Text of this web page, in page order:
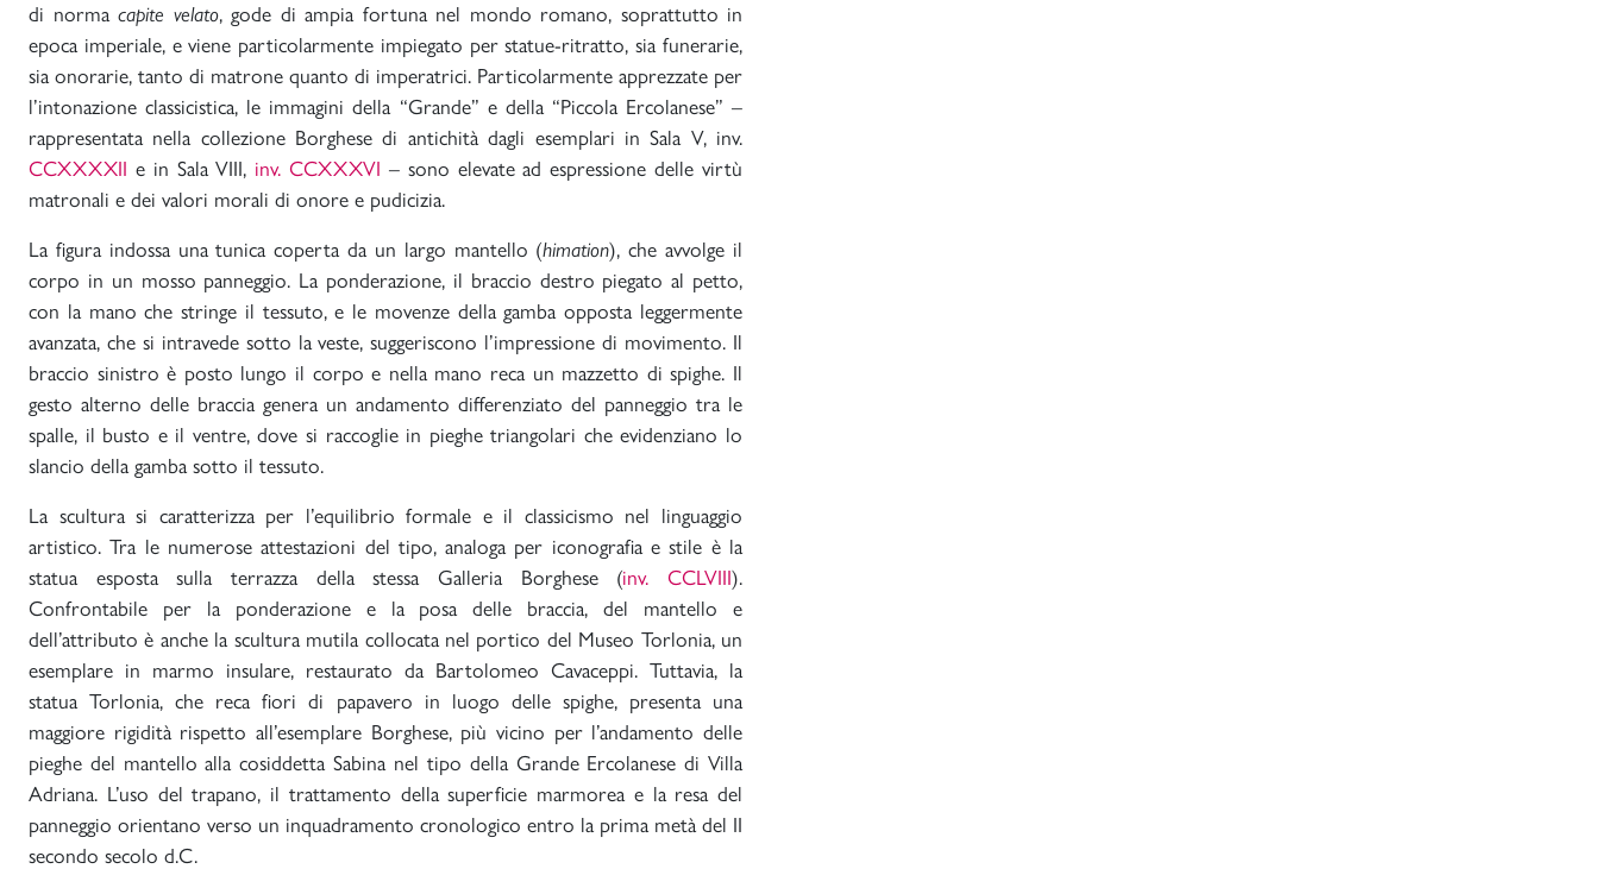
di norma capite velato, gode di ampia fortuna nel mondo romano, soprattutto in
epoca imperiale, e viene particolarmente impiegato per statue-ritratto, sia funerarie,
sia onorarie, tanto di matrone quanto di imperatrici. Particolarmente apprezzate per
l’intonazione classicistica, le immagini della “Grande” e della “Piccola Ercolanese” –
rappresentata nella collezione Borghese di antichità dagli esemplari in Sala V, inv.
CCXXXXII e in Sala VIII, inv. CCXXXVI – sono elevate ad espressione delle virtù
matronali e dei valori morali di onore e pudicizia.
La figura indossa una tunica coperta da un largo mantello (himation), che avvolge il
corpo in un mosso panneggio. La ponderazione, il braccio destro piegato al petto,
con la mano che stringe il tessuto, e le movenze della gamba opposta leggermente
avanzata, che si intravede sotto la veste, suggeriscono l’impressione di movimento. Il
braccio sinistro è posto lungo il corpo e nella mano reca un mazzetto di spighe. Il
gesto alterno delle braccia genera un andamento differenziato del panneggio tra le
spalle, il busto e il ventre, dove si raccoglie in pieghe triangolari che evidenziano lo
slancio della gamba sotto il tessuto.
La scultura si caratterizza per l’equilibrio formale e il classicismo nel linguaggio
artistico. Tra le numerose attestazioni del tipo, analoga per iconografia e stile è la
statua esposta sulla terrazza della stessa Galleria Borghese (inv. CCLVIII).
Confrontabile per la ponderazione e la posa delle braccia, del mantello e
dell’attributo è anche la scultura mutila collocata nel portico del Museo Torlonia, un
esemplare in marmo insulare, restaurato da Bartolomeo Cavaceppi. Tuttavia, la
statua Torlonia, che reca fiori di papavero in luogo delle spighe, presenta una
maggiore rigidità rispetto all’esemplare Borghese, più vicino per l’andamento delle
pieghe del mantello alla cosiddetta Sabina nel tipo della Grande Ercolanese di Villa
Adriana. L’uso del trapano, il trattamento della superficie marmorea e la resa del
panneggio orientano verso un inquadramento cronologico entro la prima metà del II
secondo secolo d.C.